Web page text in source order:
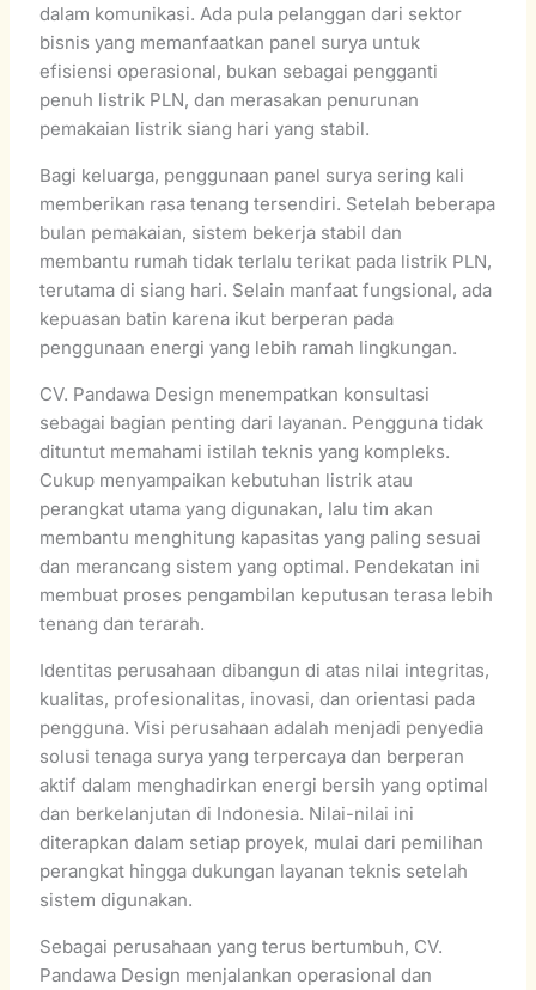
dalam komunikasi. Ada pula pelanggan dari sektor
bisnis yang memanfaatkan panel surya untuk
efisiensi operasional, bukan sebagai pengganti
penuh listrik PLN, dan merasakan penurunan
pemakaian listrik siang hari yang stabil.
Bagi keluarga, penggunaan panel surya sering kali
memberikan rasa tenang tersendiri. Setelah beberapa
bulan pemakaian, sistem bekerja stabil dan
membantu rumah tidak terlalu terikat pada listrik PLN,
terutama di siang hari. Selain manfaat fungsional, ada
kepuasan batin karena ikut berperan pada
penggunaan energi yang lebih ramah lingkungan.
CV. Pandawa Design menempatkan konsultasi
sebagai bagian penting dari layanan. Pengguna tidak
dituntut memahami istilah teknis yang kompleks.
Cukup menyampaikan kebutuhan listrik atau
perangkat utama yang digunakan, lalu tim akan
membantu menghitung kapasitas yang paling sesuai
dan merancang sistem yang optimal. Pendekatan ini
membuat proses pengambilan keputusan terasa lebih
tenang dan terarah.
Identitas perusahaan dibangun di atas nilai integritas,
kualitas, profesionalitas, inovasi, dan orientasi pada
pengguna. Visi perusahaan adalah menjadi penyedia
solusi tenaga surya yang terpercaya dan berperan
aktif dalam menghadirkan energi bersih yang optimal
dan berkelanjutan di Indonesia. Nilai-nilai ini
diterapkan dalam setiap proyek, mulai dari pemilihan
perangkat hingga dukungan layanan teknis setelah
sistem digunakan.
Sebagai perusahaan yang terus bertumbuh, CV.
Pandawa Design menjalankan operasional dan